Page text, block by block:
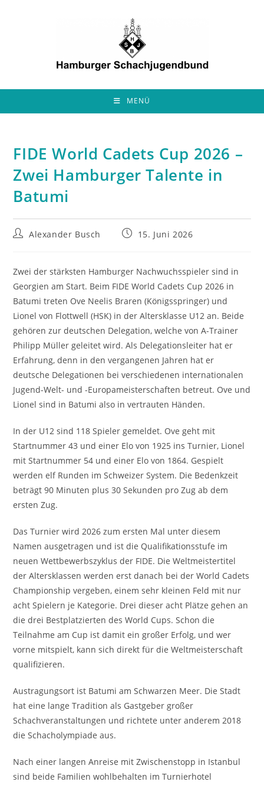
MENÜ
FIDE World Cadets Cup 2026 –
Zwei Hamburger Talente in
Batumi
Beitrags-
Alexander Busch
Beitrag15. Juni 2026
Zwei der stärksten Hamburger Nachwuchsspieler sind in
Georgien am Start. Beim FIDE World Cadets Cup 2026 in
Batumi treten Ove Neelis Braren (Königsspringer) und
Lionel von Flottwell (HSK) in der Altersklasse U12 an. Beide
gehören zur deutschen Delegation, welche von A-Trainer
Philipp Müller geleitet wird. Als Delegationsleiter hat er
Erfahrung, denn in den vergangenen Jahren hat er
deutsche Delegationen bei verschiedenen internationalen
Jugend-Welt- und -Europameisterschaften betreut. Ove und
Lionel sind in Batumi also in vertrauten Händen.
In der U12 sind 118 Spieler gemeldet. Ove geht mit
Startnummer 43 und einer Elo von 1925 ins Turnier, Lionel
mit Startnummer 54 und einer Elo von 1864. Gespielt
werden elf Runden im Schweizer System. Die Bedenkzeit
beträgt 90 Minuten plus 30 Sekunden pro Zug ab dem
ersten Zug.
Das Turnier wird 2026 zum ersten Mal unter diesem
Namen ausgetragen und ist die Qualifikationsstufe im
neuen Wettbewerbszyklus der FIDE. Die Weltmeistertitel
der Altersklassen werden erst danach bei der World Cadets
Championship vergeben, einem sehr kleinen Feld mit nur
acht Spielern je Kategorie. Drei dieser acht Plätze gehen an
die drei Bestplatzierten des World Cups. Schon die
Teilnahme am Cup ist damit ein großer Erfolg, und wer
vorne mitspielt, kann sich direkt für die Weltmeisterschaft
qualifizieren.
Austragungsort ist Batumi am Schwarzen Meer. Die Stadt
hat eine lange Tradition als Gastgeber großer
Schachveranstaltungen und richtete unter anderem 2018
die Schacholympiade aus.
Nach einer langen Anreise mit Zwischenstopp in Istanbul
sind beide Familien wohlbehalten im Turnierhotel